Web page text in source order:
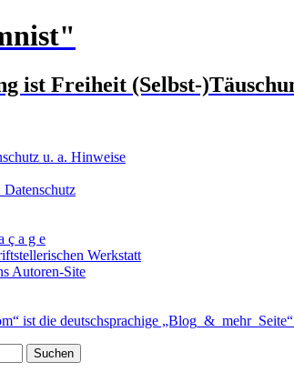
ist Freiheit (Selbst-
u. a. Hinweise
Datenschutz
ç a g e
Werkstatt
Autoren-Site
ist die deutschsprachige